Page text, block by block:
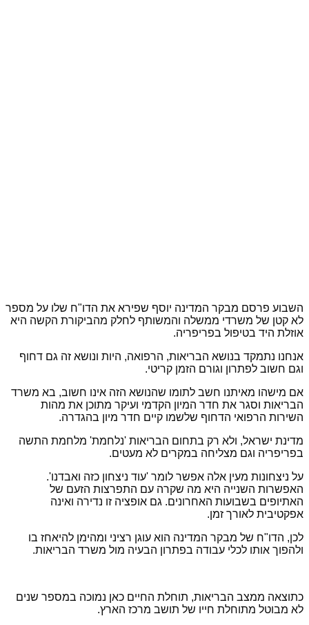
השבוע פרסם מבקר המדינה יוסף שפירא את הדו"ח שלו על מספר
לא קטן של משרדי ממשלה והמשותף לחלק מהביקורת הקשה היא
אוזלת היד בטיפול בפריפריה.
אנחנו נתמקד בנושא הבריאות, הרפואה, היות ונושא זה גם דחוף
וגם חשוב לפתרון וגורם הזמן קריטי.
אם מישהו מאיתנו חשב לתומו שהנושא הזה אינו חשוב, בא משרד
הבריאות וסגר את חדר המיון הקדמי ועיקר מתוכן את מהות
השירות הרפואי הדחוף שלשמו קיים חדר מיון בהגדרה.
מדינת ישראל, ולא רק בתחום הבריאות 'נלחמת' מלחמת התשה
בפריפריה וגם מצליחה במקרים לא מעטים.
על ניצחונות מעין אלה אפשר לומר 'עוד ניצחון כזה ואבדנו'.
האפשרות השנייה היא מה שקרה עם התפרצות הזעם של
האתיופים בשבועות האחרונים. גם אופציה זו נדירה ואינה
אפקטיבית לאורך זמן.
לכן, הדו"ח של מבקר המדינה הוא עוגן רציני ומהימן להיאחז בו
ולהפוך אותו לכלי עבודה בפתרון הבעיה מול משרד הבריאות.
כתוצאה ממצב הבריאות, תוחלת החיים כאן נמוכה במספר שנים
לא מבוטל מתוחלת חייו של תושב מרכז הארץ.